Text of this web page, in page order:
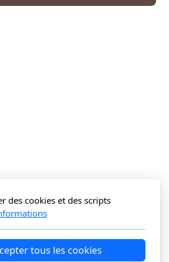
des cookies et des scripts
tous les cookies